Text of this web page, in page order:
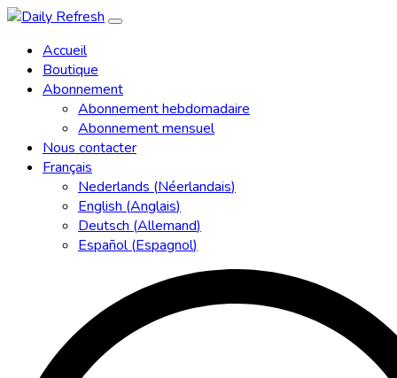
Accueil
Boutique
Abonnement
Abonnement hebdomadaire
Abonnement mensuel
Nous contacter
Français
Nederlands (Néerlandais)
English (Anglais)
Deutsch (Allemand)
Español(Espagnol)